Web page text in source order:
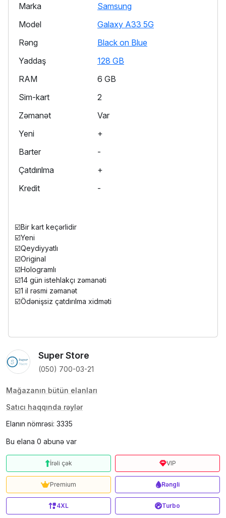
Marka
Samsung
Model
Galaxy A33 5G
Rəng
Black on Blue
Yaddaş
128 GB
RAM
6 GB
Sim-kart
2
Zəmanət
Var
Yeni
+
Barter
-
Çatdırılma
+
Kredit
-
☑️Bir kart keçərlidir
☑️Yeni
☑️Qeydiyyatlı
☑️Original
☑️Hologramlı
☑️14 gün istehlakçı zəmanəti
☑️1 il rəsmi zəmanət
☑️Ödənişsiz çatdırılma xidməti
Super Store
(050) 700-03-21
Mağazanın bütün elanları
Satıcı haqqında rəylər
Elanın nömrəsi: 3335
Bu elana 0 abunə var
İrəli çək VIP
Premium Rəngli
4XL Turbo